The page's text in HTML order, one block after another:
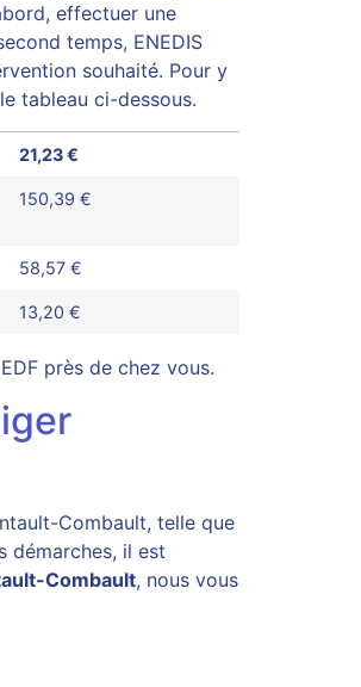
effectuer une
temps, ENEDIS
souhaité. Pour y
tableau ci-dessous.
21,23 €
150,39 €
58,57 €
13,20 €
près de chez vous.
Combault, telle que
démarches, il est
Combault, nous vous